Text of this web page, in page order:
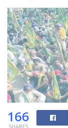
166
SHARES